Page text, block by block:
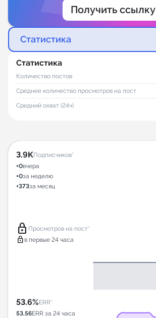
Получить ссылку
Статистика
Статистика
Количество постов
Среднее количество просмотров на пост
Средний охват (24ч)
3.9KПодписчиков*
+0вчера
+0за неделю
+373за месяц
lock Просмотров на пост*
lock в первые 24 часа
53.6%ERR*
53.56ERR за 24 часа